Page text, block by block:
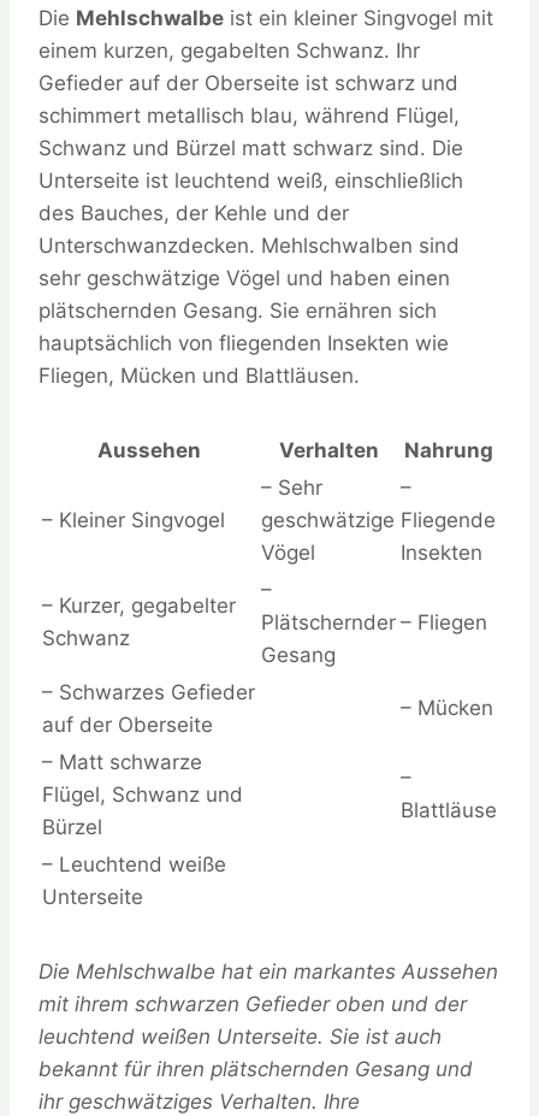
Die Mehlschwalbe ist ein kleiner Singvogel mit
einem kurzen, gegabelten Schwanz. Ihr
Gefieder auf der Oberseite ist schwarz und
schimmert metallisch blau, während Flügel,
Schwanz und Bürzel matt schwarz sind. Die
Unterseite ist leuchtend weiß, einschließlich
des Bauches, der Kehle und der
Unterschwanzdecken. Mehlschwalben sind
sehr geschwätzige Vögel und haben einen
plätschernden Gesang. Sie ernähren sich
hauptsächlich von fliegenden Insekten wie
Fliegen, Mücken und Blattläusen.
Aussehen Verhalten Nahrung
– Kleiner Singvogel
– Sehr
geschwätzige
Vögel
–
Fliegende
Insekten
– Kurzer, gegabelter
Schwanz
–
Plätschernder
Gesang
– Fliegen
– Schwarzes Gefieder
auf der Oberseite
– Mücken
– Matt schwarze
Flügel, Schwanz und
Bürzel
–
Blattläuse
– Leuchtend weiße
Unterseite
Die Mehlschwalbe hat ein markantes Aussehen
mit ihrem schwarzen Gefieder oben und der
leuchtend weißen Unterseite. Sie ist auch
bekannt für ihren plätschernden Gesang und
ihr geschwätziges Verhalten. Ihre